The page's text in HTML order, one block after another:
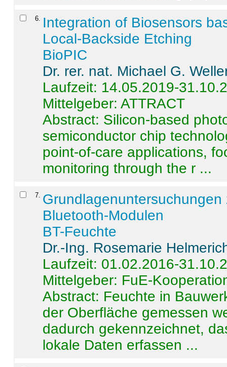
6
Integration of Biosensors
Local-Backside Etching
BioPIC
Dr. rer. nat. Michael G.
Laufzeit: 14.05.2019-
Mittelgeber: ATTRACT
Abstract: Silicon-based
semiconductor chip
point-of-care applications,
monitoring through the r ...
7
Bluetooth-Modulen
BT-Feuchte
Dr.-Ing. Rosemarie
Laufzeit: 01.02.2016-
Mittelgeber: FuE-
Abstract: Feuchte in
der Oberfläche gemessen
dadurch gekennzeichnet,
lokale Daten erfassen ...